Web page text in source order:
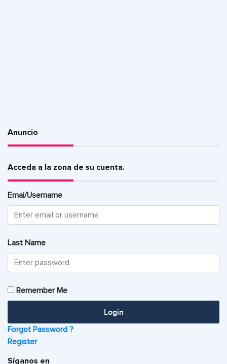
Anuncio
Acceda a la zona de su cuenta.
Emai/Username
Last Name
Remember Me
Login
Forgot Password ?
Register
Síganos en